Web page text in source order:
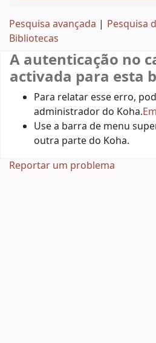
Pesquisa avançada
Pesquisa
Bibliotecas
A autenticação no
activada para esta
Para relatar esse erro,
administrador do Koha.
Use a barra de menu
outra parte do Koha.
Reportar um problema